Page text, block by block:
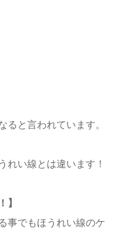
ると言われています。
れい線とは違います！
】
事でもほうれい線のケ